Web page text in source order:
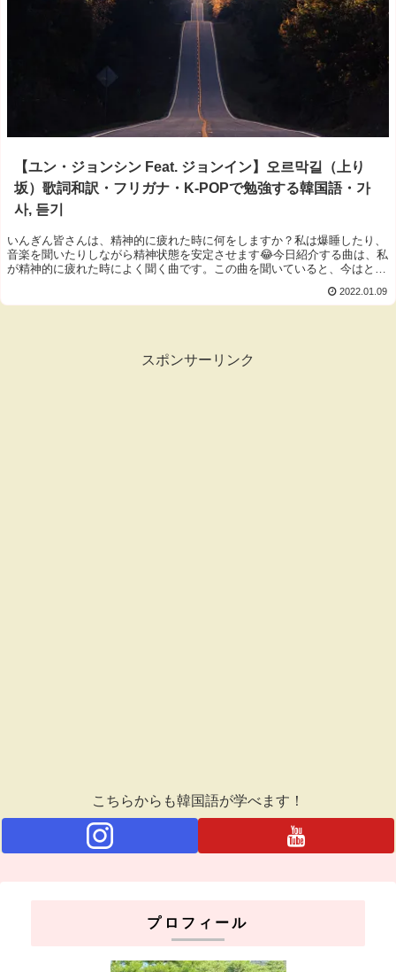
【ユン・ジョンシン Feat. ジョンイン】오르막길（上り
坂）歌詞和訳・フリガナ・K-POPで勉強する韓国語・가
사, 듣기
いんぎん皆さんは、精神的に疲れた時に何をしますか？私は爆睡したり、
音楽を聞いたりしながら精神状態を安定させます😂今日紹介する曲は、私
が精神的に疲れた時によく聞く曲です。この曲を聞いていると、今はとて
2022.01.09
スポンサーリンク
こちらからも韓国語が学べます！
プロフィール